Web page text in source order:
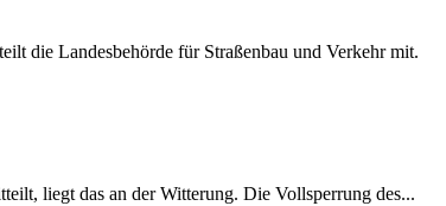
die Landesbehörde für Straßenbau und Verkehr mit.
liegt das an der Witterung. Die Vollsperrung des...